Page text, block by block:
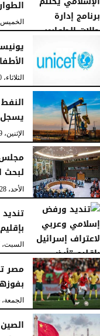
الخميس، 1 يناير
الثلاثاء، 30 ديسمبر 2025
يسجل 61.21 دولار للبرميل
الإثنين، 29 ديسمبر 2025
مجلس
لبحث
الأحد، 28 ديسمبر 2025
السبت، 27 ديسمبر 2025
مصر
الجمعة، 26 ديسمبر 2025